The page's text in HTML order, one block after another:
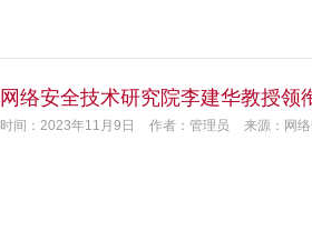
网络安全技术研究院李建华教授
时间：2023年11月9日 作者：管理员 来源：网